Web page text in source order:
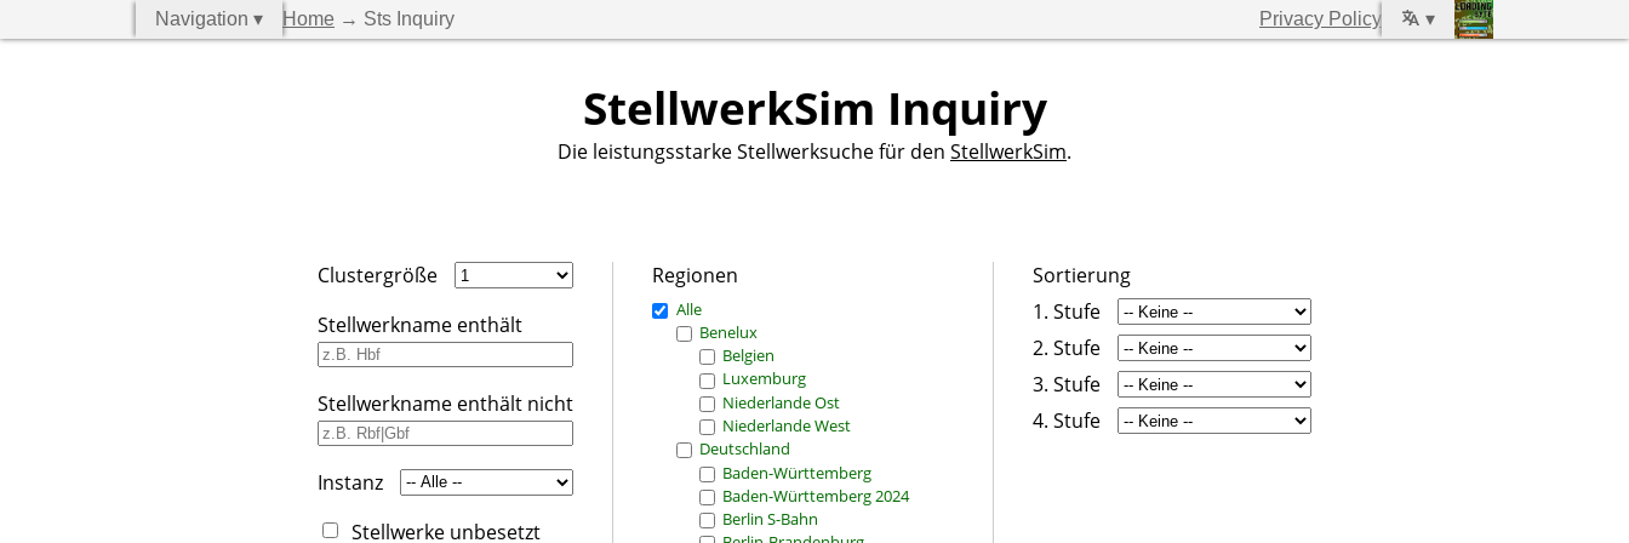
Navigation ▾ Home → Sts Inquiry Privacy Policy ▾
StellwerkSim Inquiry
Die leistungsstarke Stellwerksuche für den StellwerkSim.
Clustergröße
Stellwerkname enthält
Stellwerkname enthält nicht
Instanz
Stellwerke unbesetzt
Regionen
Alle
Benelux
Belgien
Luxemburg
Niederlande Ost
Niederlande West
Deutschland
Baden-Württemberg
Baden-Württemberg 2024
Berlin S-Bahn
Sortierung
1. Stufe
2. Stufe
3. Stufe
4. Stufe